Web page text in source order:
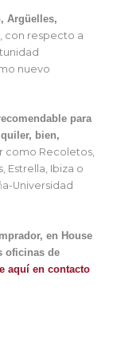
Argüelles,
, con respecto a
nuevo
para
bien,
como Recoletos,
Estrella, Ibiza o
Universidad
en House
oficinas de
aquí en contacto